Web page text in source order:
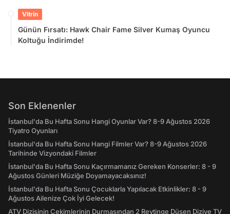
Vitrin
Günün Fırsatı: Hawk Chair Fame Silver Kumaş Oyuncu
Koltuğu İndirimde!
Son Eklenenler
İstanbul'da Bu Hafta Sonu Hangi Oyunlar Var? 8-9 Ağustos 2026
Tiyatro Oyunları
İstanbul'da Bu Hafta Sonu Hangi Filmler Var? 8-9 Ağustos 2026
Tarihinde Vizyondaki Filmler
İstanbul'da Bu Hafta Sonu Kaçırmamanız Gereken Konserler: 8 - 9
Ağustos Günleri Müziğe Doyamayacaksınız!
İstanbul'da Bu Hafta Sonu Çocuklarla Yapılacak Etkinlikler: 8 - 9
Ağustos Ailenize Çok İyi Gelecek!
ATV Dizisinin Çekimlerinin Durmasından 2 Reytinge Düşen Diziye TV